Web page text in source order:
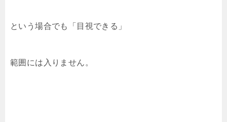
という場合でも「目視できる」
範囲には入りません。